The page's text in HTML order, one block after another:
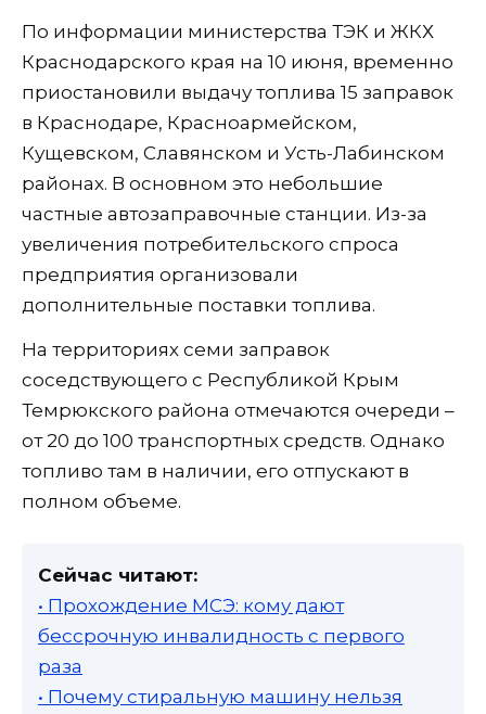
По информации министерства ТЭК и ЖКХ
Краснодарского края на 10 июня, временно
приостановили выдачу топлива 15 заправок
в Краснодаре, Красноармейском,
Кущевском, Славянском и Усть-Лабинском
районах. В основном это небольшие
частные автозаправочные станции. Из-за
увеличения потребительского спроса
предприятия организовали
дополнительные поставки топлива.
На территориях семи заправок
соседствующего с Республикой Крым
Темрюкского района отмечаются очереди –
от 20 до 100 транспортных средств. Однако
топливо там в наличии, его отпускают в
полном объеме.
Сейчас читают:
• Прохождение МСЭ: кому дают
бессрочную инвалидность с первого
раза
• Почему стиральную машину нельзя